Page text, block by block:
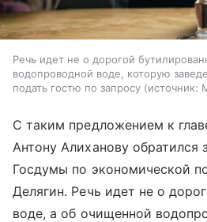
Речь идет не о дорогой
водопроводной воде, которую
подать гостю по запросу
источник:
С таким предложением к
Антону Алиханову обратился
Госдумы по экономической
Делягин. Речь идет не о
воде, а об очищенной